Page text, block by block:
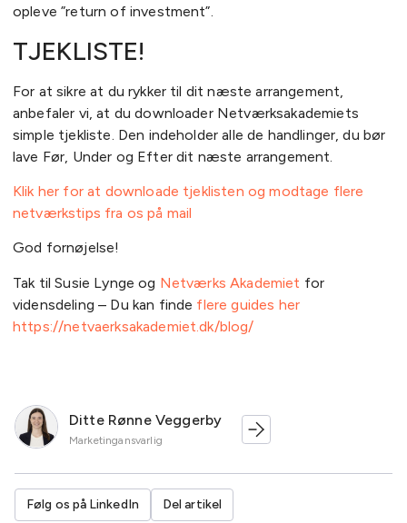
opleve ”return of investment”.
TJEKLISTE!
For at sikre at du rykker til dit næste arrangement,
anbefaler vi, at du downloader Netværksakademiets
simple tjekliste. Den indeholder alle de handlinger, du bør
lave Før, Under og Efter dit næste arrangement.
Klik her for at downloade tjeklisten og modtage flere
netværkstips fra os på mail
God fornøjelse!
Tak til Susie Lynge og Netværks Akademiet for
vidensdeling – Du kan finde flere guides her
https://netvaerksakademiet.dk/blog/
Ditte Rønne Veggerby
Marketingansvarlig
Følg os på LinkedIn Del artikel